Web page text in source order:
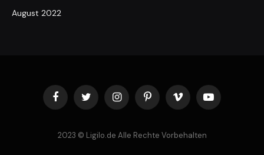
August 2022
FacebookTwitter InstagramPinterestVimeo YouTube
2023 © Ligilo.de Alle Rechte Vorbehalten